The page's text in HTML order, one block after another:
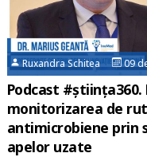
Ruxandra Schitea 09
Podcast #știința360.
monitorizarea de
antimicrobiene prin
apelor uzate